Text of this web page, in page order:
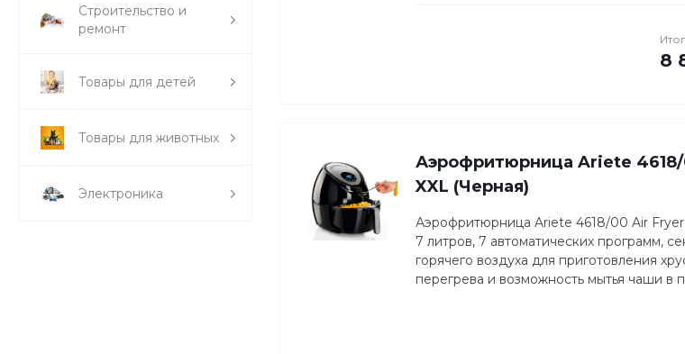
Строительство и
ремонт
Товары для детей
Товары для животных
Электроника
8
Аэрофритюрница Ariete
XXL (Черная)
Аэрофритюрница Ariete 4618/00 Air
7 литров, 7 автоматических программ,
горячего воздуха для приготовления
перегрева и возможность мытья чаши